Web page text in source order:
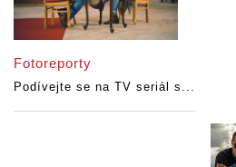
Fotoreporty
Podívejte se na TV seriál s...